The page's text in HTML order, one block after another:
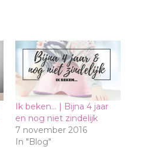
Ik beken… | Bijna 4 jaar
en nog niet zindelijk
7 november 2016
In "Blog"